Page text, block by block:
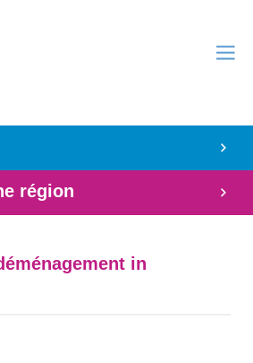
région
in